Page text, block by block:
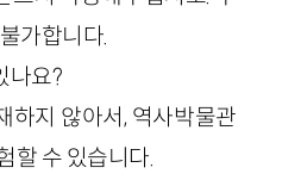
가합니다.
나요?
하지 않아서, 역사박물관
할 수 있습니다.